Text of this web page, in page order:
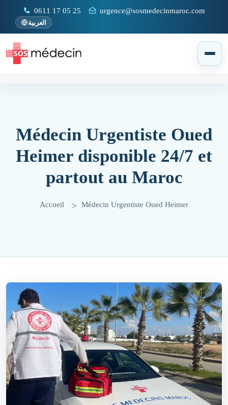
0611 17 05 25 urgence@sosmedecinmaroc.com
العربية
Médecin Urgentiste Oued
Heimer disponible 24/7 et
partout au Maroc
Accueil Médecin Urgentiste Oued Heimer